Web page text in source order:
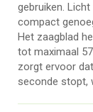
gebruiken.
compact
Het zaagblad
tot maximaal
zorgt ervoor
seconde stopt,